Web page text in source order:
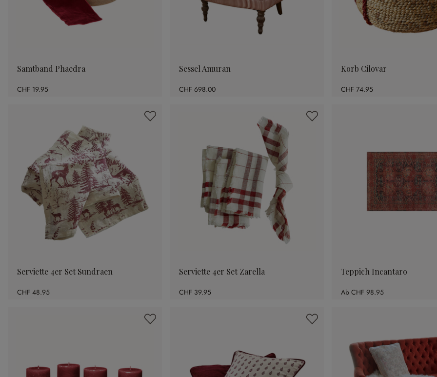
Samtband Phaedra
CHF 19.95
Sessel Amuran
CHF 698.00
Korb Cilovar
CHF 74.95
Serviette 4er Set Sundraen
CHF 48.95
Serviette 4er Set Zarella
CHF 39.95
Teppich Incantaro
Ab CHF 98.95